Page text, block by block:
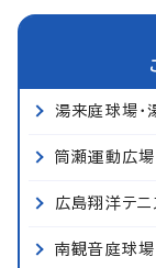
湯来庭球場・
筒瀬運動広場
広島翔洋テニ
南観音庭球場